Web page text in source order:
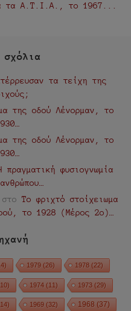
τα Α.Τ.Ι.Α., τo 1967...
σχόλια
τα τείχη της
της οδού Λένορμαν, το
της οδού Λένορμαν, το
πραγματική φυσιογνωμία
στο Το φριχτό στοίχειωμα
το 1928 (Μέρος 2ο)…
1979 (26) 1978 (22)
1974 (11) 1973 (29)
1969 (32) 1968 (37)